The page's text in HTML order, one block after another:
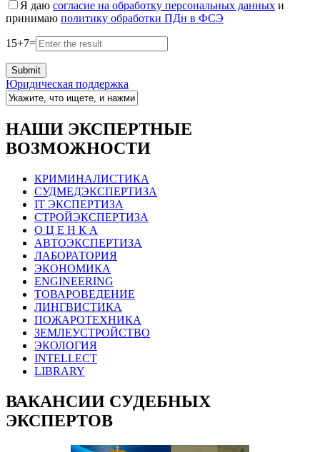
Я даю согласие на обработку персональных данных и
принимаю политику обработки ПДн в ФСЭ
15+7=
Юридическая поддержка
НАШИ ЭКСПЕРТНЫЕ
ВОЗМОЖНОСТИ
КРИМИНАЛИСТИКА
СУДМЕДЭКСПЕРТИЗА
IT ЭКСПЕРТИЗА
СТРОЙЭКСПЕРТИЗА
О Ц Е Н К А
АВТОЭКСПЕРТИЗА
ЛАБОРАТОРИЯ
ЭКОНОМИКА
ENGINEERING
ТОВАРОВЕДЕНИЕ
ЛИНГВИСТИКА
ПОЖАРОТЕХНИКА
ЗЕМЛЕУСТРОЙСТВО
ЭКОЛОГИЯ
INTELLECT
LIBRARY
ВАКАНСИИ СУДЕБНЫХ
ЭКСПЕРТОВ